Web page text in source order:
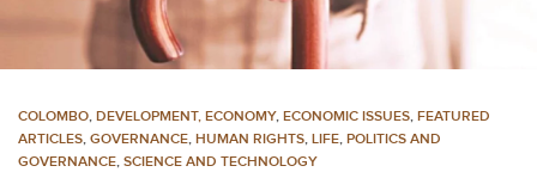
t
e
COLOMBO, DEVELOPMENT, ECONOMY, ECONOMIC ISSUES, FEATURED
ARTICLES, GOVERNANCE, HUMAN RIGHTS, LIFE, POLITICS AND
GOVERNANCE, SCIENCE AND TECHNOLOGY